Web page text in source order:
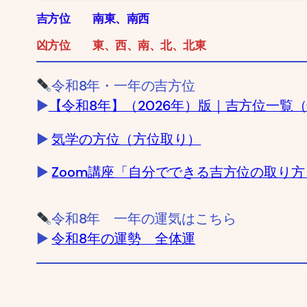
吉方位南東、南西
凶方位 東、西、南、北、北東
令和8年・一年の吉方位
▶ 【令和8年】（2026年）版｜吉方位一覧
▶気学の方位（方位取り）
▶Zoom講座「自分でできる吉方位の取り方
令和8年 一年の運気はこちら
▶令和8年の運勢 全体運